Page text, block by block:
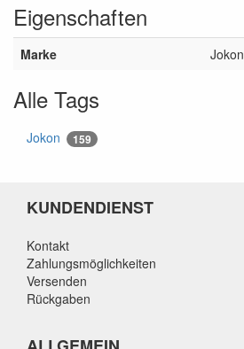
Eigenschaften
Marke Jokon
Alle Tags
Jokon 159
KUNDENDIENST
Kontakt
Zahlungsmöglichkeiten
Versenden
Rückgaben